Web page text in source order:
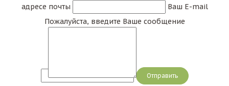
адресе почты
Ваш E-mail
Пожалуйста, введите Ваше сообщение
Сообщение